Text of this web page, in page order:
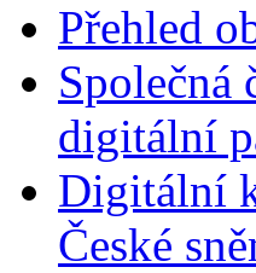
Přehled
Společná
digitální
Digitální
České